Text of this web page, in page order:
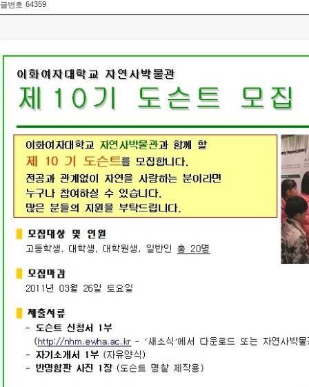
글번호 64359